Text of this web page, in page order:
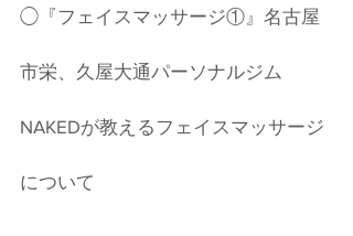
◯『フェイスマッサージ①』名古屋
市栄、久屋大通パーソナルジム
NAKEDが教えるフェイスマッサージ
について